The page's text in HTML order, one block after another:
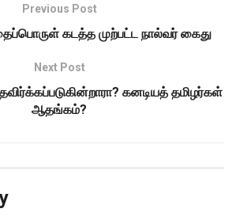
Previous Post
கடத்த முற்பட்ட நால்வர் கைது
Next Post
கனடியத் தமிழர்கள்
ஆதங்கம்?